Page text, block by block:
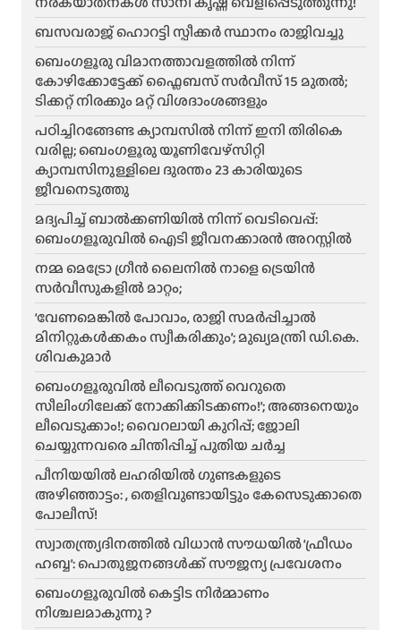
ബസവരാജ് ഹൊറട്ടി സ്പീക്കർ സ്ഥാനം രാജിവച്ചു
ബെംഗളൂരു വിമാനത്താവളത്തിൽ നിന്ന്
കോഴിക്കോട്ടേക്ക് ഫ്ലൈബസ് സർവീസ് 15 മുതൽ;
ടിക്കറ്റ് നിരക്കും മറ്റ് വിശദാംശങ്ങളും
പഠിച്ചിറങ്ങേണ്ട ക്യാമ്പസിൽ നിന്ന് ഇനി തിരികെ
വരില്ല; ബെംഗളൂരു യൂണിവേഴ്സിറ്റി
ക്യാമ്പസിനുള്ളിലെ ദുരന്തം 23 കാരിയുടെ
ജീവനെടുത്തു
മദ്യപിച്ച് ബാൽക്കണിയിൽ നിന്ന് വെടിവെപ്പ്:
ബെംഗളൂരുവിൽ ഐടി ജീവനക്കാരൻ അറസ്റ്റിൽ
നമ്മ മെട്രോ ഗ്രീൻ ലൈനിൽ നാളെ ട്രെയിൻ
സർവീസുകളിൽ മാറ്റം;
‘വേണമെങ്കിൽ പോവാം, രാജി സമർപ്പിച്ചാൽ
മിനിറ്റുകൾക്കകം സ്വീകരിക്കും’; മുഖ്യമന്ത്രി ഡി.കെ.
ശിവകുമാർ
ബെം​ഗളൂരുവിൽ ലീവെടുത്ത് വെറുതെ
സീലിംഗിലേക്ക് നോക്കിക്കിടക്കണം!’; അങ്ങനെയും
ലീവെടുക്കാം!; വൈറലായി കുറിപ്പ്; ജോലി
ചെയ്യുന്നവരെ ചിന്തിപ്പിച്ച് പുതിയ ചർച്ച
പീനിയയിൽ ലഹരിയിൽ ഗുണ്ടകളുടെ
അഴിഞ്ഞാട്ടം: , തെളിവുണ്ടായിട്ടും കേസെടുക്കാതെ
പോലീസ്!
സ്വാതന്ത്ര്യദിനത്തിൽ വിധാൻ സൗധയിൽ ‘ഫ്രീഡം
ഹബ്ബ’: പൊതുജനങ്ങൾക്ക് സൗജന്യ പ്രവേശനം
ബെംഗളൂരുവിൽ കെട്ടിട നിർമ്മാണം
നിശ്ചലമാകുന്നു ?